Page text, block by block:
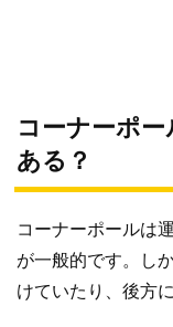
コーナーポ
ある？
コーナーポールは
が一般的です。し
けていたり、後方